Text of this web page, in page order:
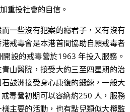
重投社會的自信。
些沒有犯案的癮君子，又有沒有
戒毒會是本港首間協助自願戒毒者
設的戒毒營於1963 年投入服務。
山醫院，接受大約三至四星期的治
鼓洲接受身心康復的鍛練，一般大
毒營初期可以容納約250 人，服務
主要的活動，也有點兒類似大欖監